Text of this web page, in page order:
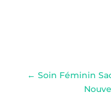
← Soin Féminin